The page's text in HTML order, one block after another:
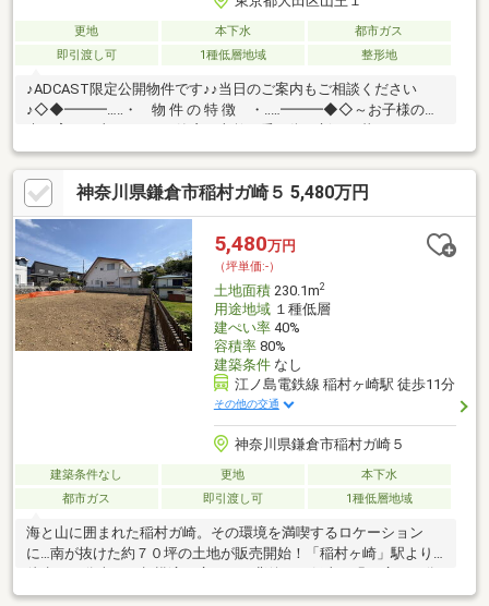
更地 本下水
都市ガス
即引渡し可
1種低層地域 整形地
♪ADCAST限定公開物件です♪♪当日のご案内もご相談ください
♪◇◆━━━…‥・ 物 件 の 特 徴 ・‥…━━━◆◇～お子様の未
◇◆建築条件なしも対応、お好きなハウスメーカーで建築可能！
◆◇◇◆建物参考プランあり◆◇ ２階建て、建物面積１３３平
米、車庫付き♪ ルーフバルコニー、全居室収納、居室以外には廊
下収納、WIC、ファミリークローゼットも！□２沿線３駅利用可能
□ハウスメーカーのご紹介もお任せください□公園が近く、子育て
環境良好□山王小学校□大森第三中学校まずはお気軽にご予約くだ
さい♪
神奈川県鎌倉市稲村ガ崎５ 5,480万円
5,480万円
（坪単価:-）
土地面積230.1m2
用途地域１種低層
建ぺい率40%
容積率80%
建築条件なし
江ノ島電鉄線 稲村ヶ崎駅 徒歩11分
その他の交通
神奈川県鎌倉市稲村ガ崎５
建築条件なし 更地
本下水
都市ガス
即引渡し可 1種低層地域
海と山に囲まれた稲村ガ崎。その環境を満喫するロケーション
に…南が抜けた約７０坪の土地が販売開始！「稲村ヶ崎」駅より
譲地内燦々と陽が降り注ぐ土地は、明るい生活をイメージさせて